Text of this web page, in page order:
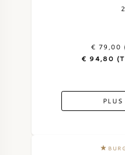
€ 79,00
€ 94,80